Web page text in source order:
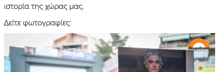
ιστορία της χώρας μας.
Δείτε φωτογραφίες: